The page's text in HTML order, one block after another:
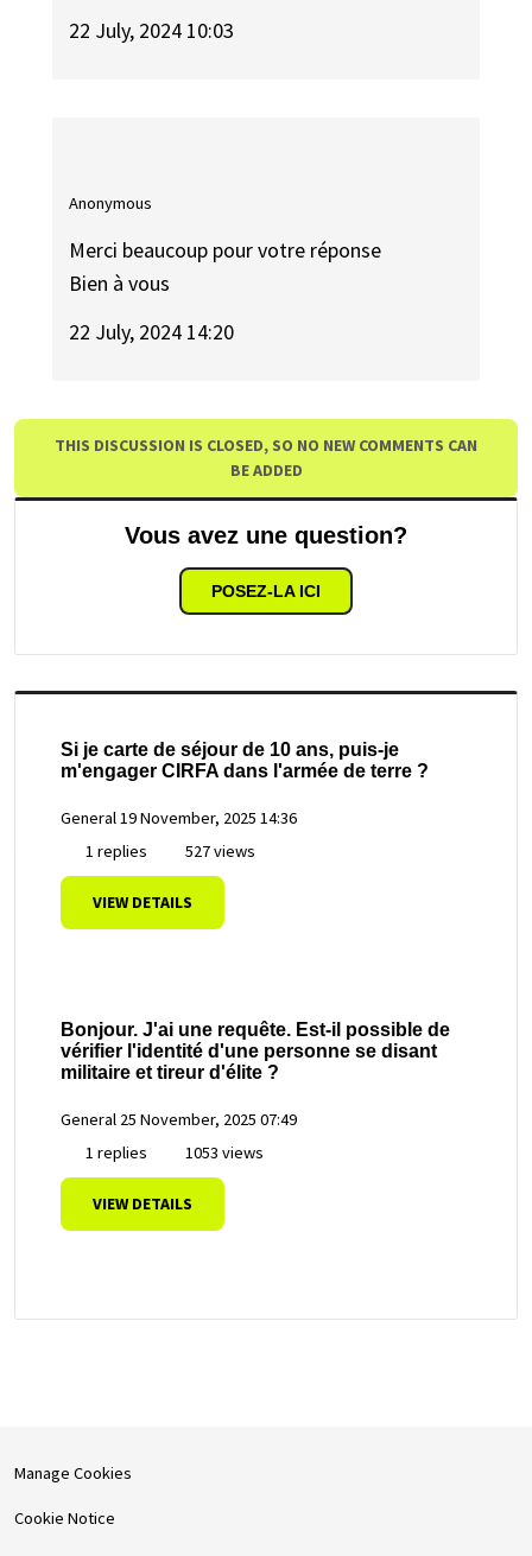
22 July, 2024 10:03
Anonymous
Merci beaucoup pour votre réponse
Bien à vous
22 July, 2024 14:20
THIS DISCUSSION IS CLOSED, SO NO NEW COMMENTS CAN
BE ADDED
Vous avez une question?
POSEZ-LA ICI
Si je carte de séjour de 10 ans, puis-je
m'engager CIRFA dans l'armée de terre ?
General19 November, 2025 14:36
1 replies
527 views
VIEW DETAILS
Bonjour. J'ai une requête. Est-il possible de
vérifier l'identité d'une personne se disant
militaire et tireur d'élite ?
General 25 November, 2025 07:49
1 replies
1053 views
VIEW DETAILS
Manage Cookies
Cookie Notice